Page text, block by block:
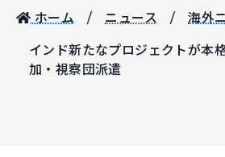
ホーム ニュース 海外
インド新たなプロジェクトが本
加・視察団派遣